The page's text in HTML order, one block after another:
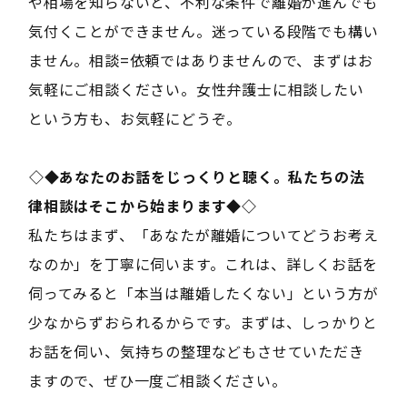
気付くことができません。迷っている段階でも構い
ません。相談=依頼ではありませんので、まずはお
気軽にご相談ください。女性弁護士に相談したい
という方も、お気軽にどうぞ。
――◇◆あなたのお話をじっくりと聴く。私たちの法
律相談はそこから始まります◆◇――
私たちはまず、「あなたが離婚についてどうお考え
なのか」を丁寧に伺います。これは、詳しくお話を
伺ってみると「本当は離婚したくない」という方が
少なからずおられるからです。まずは、しっかりと
お話を伺い、気持ちの整理などもさせていただき
ますので、ぜひ一度ご相談ください。